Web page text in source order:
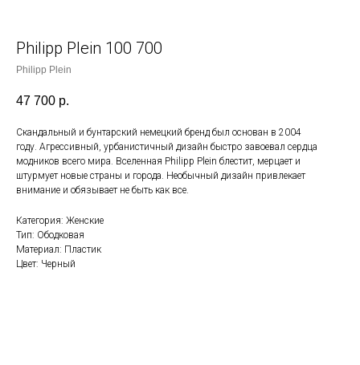
Philipp Plein 100 700
Philipp Plein
47 700 р.
Скандальный и бунтарский немецкий бренд был основан в 2004
году. Агрессивный, урбанистичный дизайн быстро завоевал сердца
модников всего мира. Вселенная Philipp Plein блестит, мерцает и
штурмует новые страны и города. Необычный дизайн привлекает
внимание и обязывает не быть как все.
Категория: Женские
Тип: Ободковая
Материал: Пластик
Цвет: Черный